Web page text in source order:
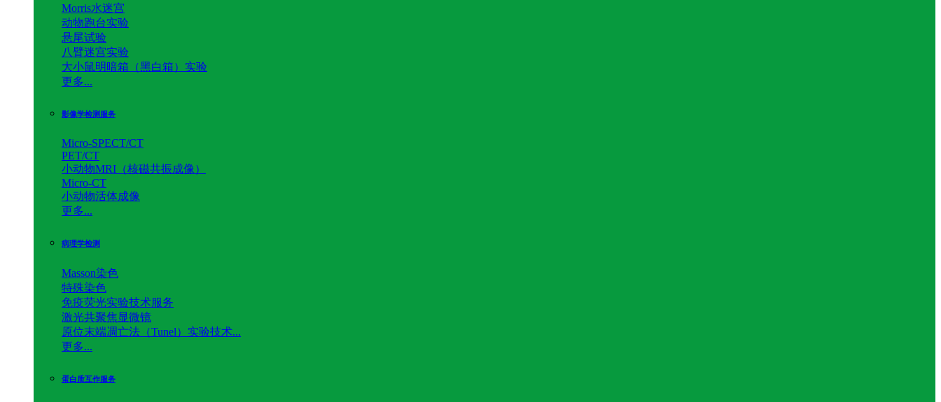
Morris水迷宫
动物跑台实验
悬尾试验
八臂迷宫实验
大小鼠明暗箱（黑白箱）实验
更多...
影像学检测服务
Micro-SPECT/CT
PET/CT
小动物MRI（核磁共振成像）
Micro-CT
小动物活体成像
更多...
病理学检测
Masson染色
特殊染色
免疫荧光实验技术服务
激光共聚焦显微镜
原位末端凋亡法（Tunel）实验技术...
更多...
蛋白质互作服务